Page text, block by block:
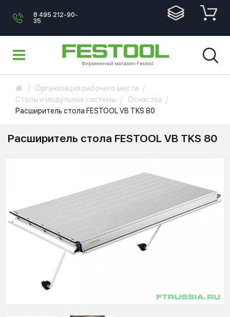
8 495 212-90-
35
Фирменный магазин Festool
Организация рабочего места
Столы и модульные системы
Оснастка
Расширитель стола FESTOOL VB TKS 80
Расширитель стола FESTOOL VB TKS 80